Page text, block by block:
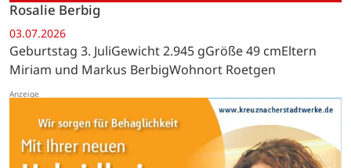
Rosalie Berbig
03.07.2026
Geburtstag 3. JuliGewicht 2.945 gGröße 49 cmEltern
Miriam und Markus BerbigWohnort Roetgen